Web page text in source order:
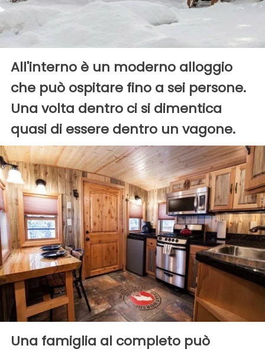
All'interno è un moderno alloggio
che può ospitare fino a sei persone.
Una volta dentro ci si dimentica
quasi di essere dentro un vagone.
Una famiglia al completo può